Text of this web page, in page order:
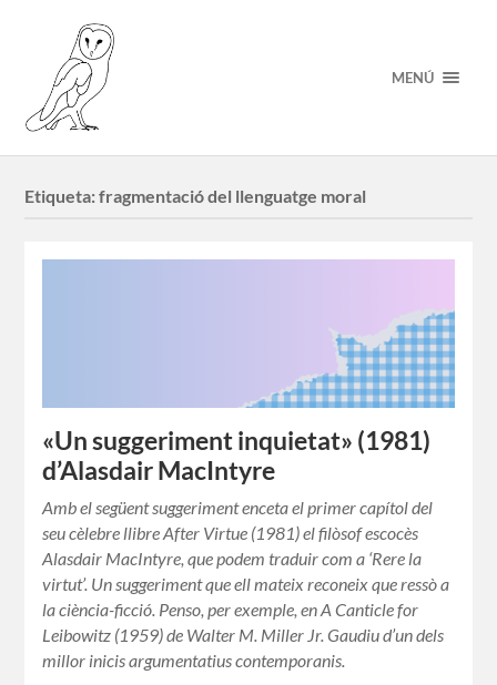
MENÚ
Etiqueta:fragmentació del llenguatge moral
«Un suggeriment inquietat» (1981)
d’Alasdair MacIntyre
Amb el següent suggeriment enceta el primer capítol del
seu cèlebre llibre After Virtue (1981) el filòsof escocès
Alasdair MacIntyre, que podem traduir com a ‘Rere la
virtut’. Un suggeriment que ell mateix reconeix que ressò a
la ciència-ficció. Penso, per exemple, en A Canticle for
Leibowitz (1959) de Walter M. Miller Jr. Gaudiu d’un dels
millor inicis argumentatius contemporanis.